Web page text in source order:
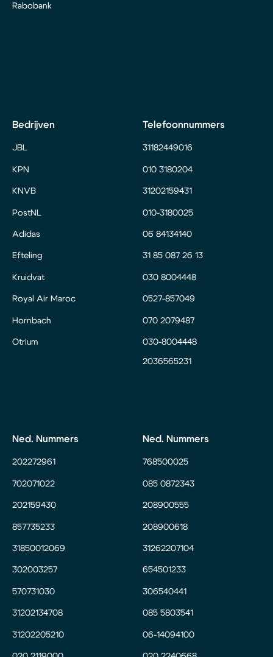
Rabobank
Bedrijven
JBL
KPN
KNVB
PostNL
Adidas
Efteling
Kruidvat
Royal Air Maroc
Hornbach
Otrium
Telefoonnummers
31182449016
010 3180204
31202159431
010-3180025
06 84134140
31 85 087 26 13
030 8004448
0527-857049
070 2079487
030-8004448
2036565231
Ned. Nummers
202272961
702071022
202159430
857735233
31850012069
302003257
570731030
31202134708
31202205210
Ned. Nummers
768500025
085 0872343
208900555
208900618
31262207104
654501233
306540441
085 5803541
06-14094100